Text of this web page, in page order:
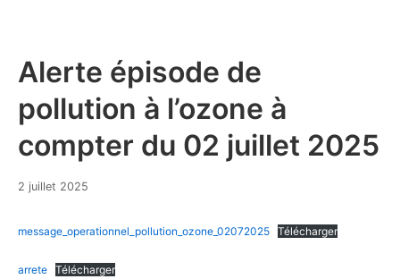
Alerte épisode de
pollution à l’ozone à
compter du 02 juillet 2025
2 juillet 2025
message_operationnel_pollution_ozone_02072025 Télécharger
arrete Télécharger